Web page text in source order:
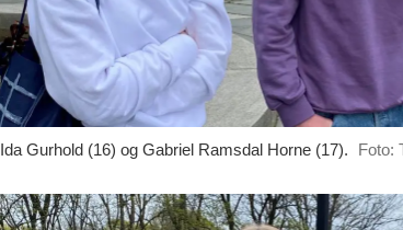
Ida Gurhold (16) og Gabriel Ramsdal Horne (17). Foto: